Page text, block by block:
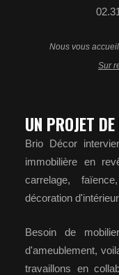
Nous vous
Sur
UN PROJET
Brio Décor
immobilière en
carrelage,
décoration
Besoin de
d'ameublement,
travaillons en